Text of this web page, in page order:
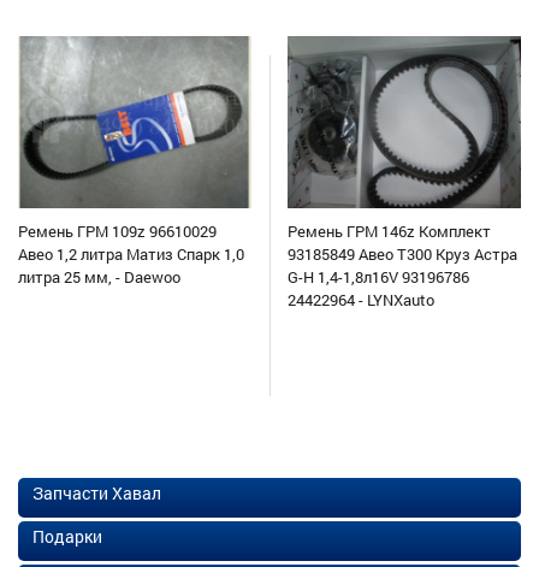
Ремень ГРМ 109z 96610029
Авео 1,2 литра Матиз Спарк 1,0
литра 25 мм, - Daewoo
Ремень ГРМ 146z Комплект
93185849 Авео Т300 Круз Астра
G-H 1,4-1,8л16V 93196786
24422964 - LYNXauto
Запчасти Хавал
Подарки